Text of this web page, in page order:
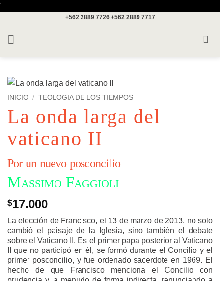
'
+562 2889 7726 +562 2889 7717
INICIO / TEOLOGÍA DE LOS TIEMPOS
La onda larga del
vaticano II
Por un nuevo posconcilio
Massimo Faggioli
$17.000
La elección de Francisco, el 13 de marzo de 2013, no solo
cambió el paisaje de la Iglesia, sino también el debate
sobre el Vaticano II. Es el primer papa posterior al Vaticano
II que no participó en él, se formó durante el Concilio y el
primer posconcilio, y fue ordenado sacerdote en 1969. El
hecho de que Francisco menciona el Concilio con